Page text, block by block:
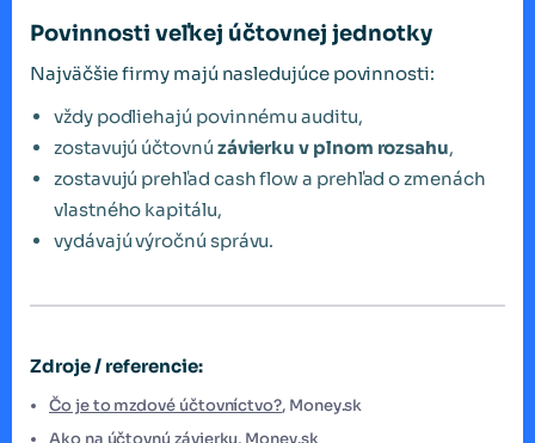
Povinnosti veľkej účtovnej jednotky
Najväčšie firmy majú nasledujúce povinnosti:
vždy podliehajú povinnému auditu,
zostavujú účtovnú závierku v plnom rozsahu,
zostavujú prehľad cash flow a prehľad o zmenách
vlastného kapitálu,
vydávajú výročnú správu.
Zdroje / referencie:
Čo je to mzdové účtovníctvo?, Money.sk
Ako na účtovnú závierku, Money.sk